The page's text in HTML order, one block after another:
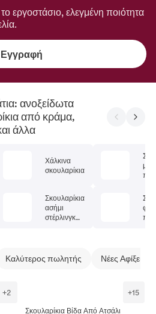
εργοστάσιο, ελεγμένη ποιότητα
Εγγραφή
ανοξείδωτα
από κράμα,
άλλα
Χάλκινα
σκουλαρίκια
Σκουλαρίκια
ασήμι
στέρλινγκ
με
Καλύτερος πωλητής Νέες Αφίξεις
+2 +15
Σκουλαρίκια Βίδα Από Ατσάλι